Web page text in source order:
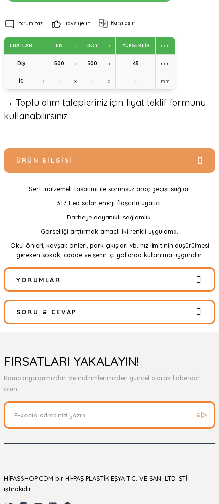
Yorum Yaz Tavsiye Et Karşılaştır
EBATLAR : EN x BOY x YÜKSEKLİK mm
DIŞ : 500 x 500 x 45 mm
İÇ : - x - x - mm
→ Toplu alım talepleriniz için fiyat teklif formunu
kullanabilirsiniz.
ÜRÜN BILGISI
Sert malzemeli tasarımı ile sorunsuz araç geçişi sağlar.
3+3 Led solar enerji flaşörlü uyarıcı.
Darbeye dayanıklı sağlamlık.
Görselliği arttırmak amaçlı iki renkli uygulama.
Okul önleri, kavşak önleri, park çıkışları vb. hız limitinin düşürülmesi
gereken sokak, cadde ve şehir içi yollarda kullanıma uygundur.
YORUMLAR
Bu ürüne ilk yorumu siz yapın!
SORU & CEVAP
Ürün hakkında henüz soru sorulmamış.
FIRSATLARI YAKALAYIN!
Kampanyalarımızdan ve indirimlerimizden güncel olarak haberdar
olun.
HİPASSHOP.COM bir Hİ-PAŞ PLASTİK EŞYA TİC. VE SAN. LTD. ŞTİ.
iştirakidir.